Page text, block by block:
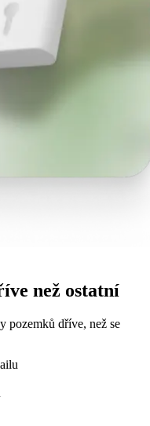
než ostatní
pozemků dříve, než se